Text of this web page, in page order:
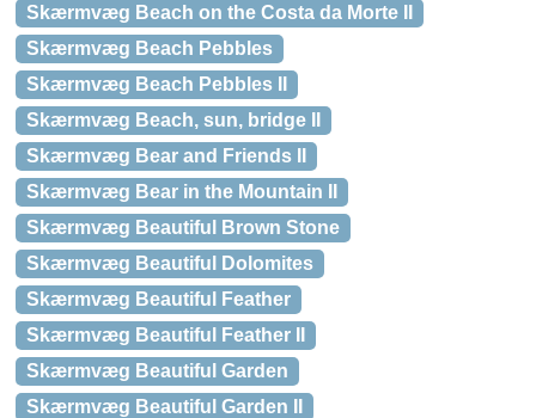
Skærmvæg Beach on the Costa da Morte II
Skærmvæg Beach Pebbles
Skærmvæg Beach Pebbles II
Skærmvæg Beach, sun, bridge II
Skærmvæg Bear and Friends II
Skærmvæg Bear in the Mountain II
Skærmvæg Beautiful Brown Stone
Skærmvæg Beautiful Dolomites
Skærmvæg Beautiful Feather
Skærmvæg Beautiful Feather II
Skærmvæg Beautiful Garden
Skærmvæg Beautiful Garden II